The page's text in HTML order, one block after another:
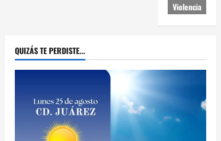
Violencia
QUIZÁS TE PERDISTE...